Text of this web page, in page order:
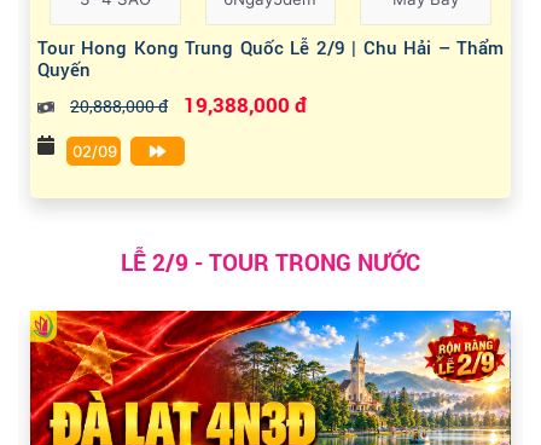
Tour Hong Kong Trung Quốc Lễ 2/9 | Chu Hải – Thẩm
Quyến
20,888,000 đ 19,388,000 đ
02/09
LỄ 2/9 - TOUR TRONG NƯỚC